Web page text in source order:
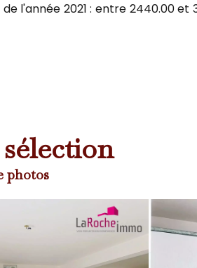
l'année 2021 : entre 2440.00 et
photos